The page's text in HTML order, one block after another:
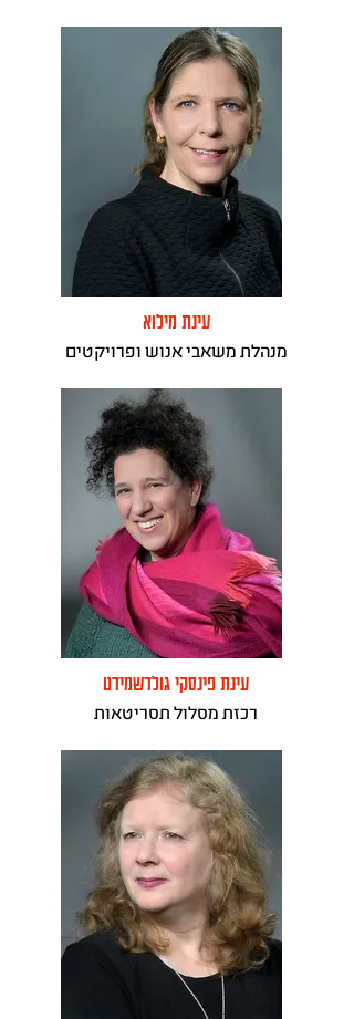
עינת מילוא
מנהלת משאבי אנוש ופרויקטים
עינת פינסקי גולדשמידט
רכזת מסלול תסריטאות